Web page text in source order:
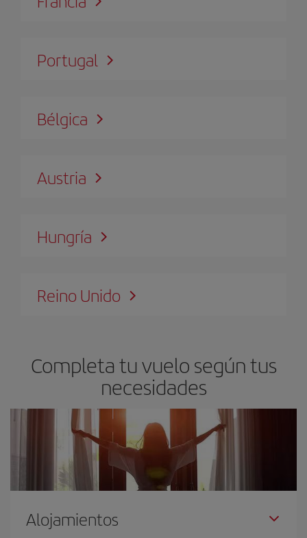
Portugal
Bélgica
Austria
Hungría
Reino Unido
Completa tu vuelo según tus
necesidades
Alojamientos